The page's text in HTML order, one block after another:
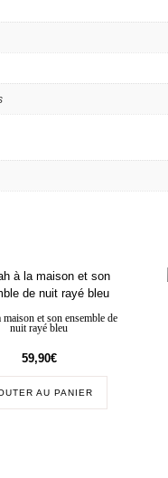
maison et son ensemble de
nuit rayé bleu
59,90€
AU PANIER